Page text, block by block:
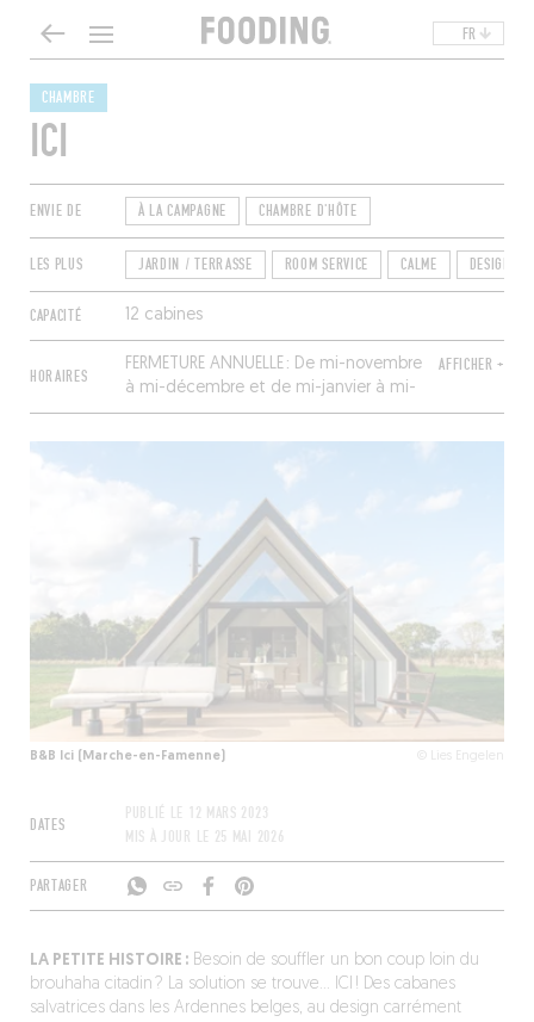
FR
CHAMBRE
ICI
ENVIE DE À LA CAMPAGNE CHAMBRE D'HÔTE
LES PLUS JARDIN / TERRASSE ROOM SERVICE CALME DESIGN
CAPACITÉ 12 cabines
HORAIRES
FERMETURE ANNUELLE : De mi-novembre
à mi-décembre et de mi-janvier à mi-
mars.
AFFICHER +
B&B Ici (Marche-en-Famenne) © Lies Engelen
DATES
PUBLIÉ LE
12 MARS 2023
MIS À JOUR LE 25 MAI 2026
PARTAGER
LA PETITE HISTOIRE :Besoin de souffler un bon coup loin du
brouhaha citadin ? La solution se trouve… ICI ! Des cabanes
salvatrices dans les Ardennes belges, au design carrément